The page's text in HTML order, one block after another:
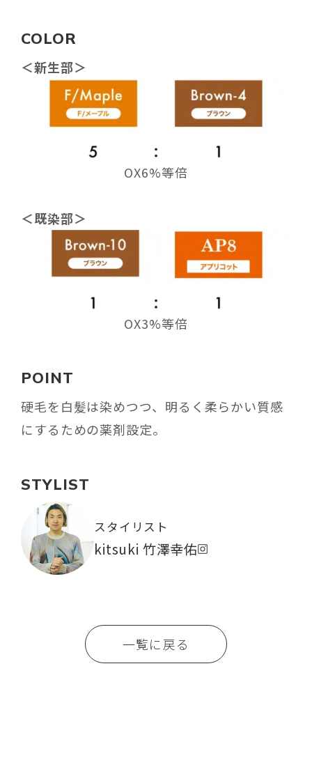
COLOR
＜新生部＞
OX6%等倍
＜既染部＞
OX3%等倍
POINT
硬毛を白髪は染めつつ、明るく柔らかい質感
にするための薬剤設定。
STYLIST
スタイリスト
kitsuki 竹澤幸佑
一覧に戻る